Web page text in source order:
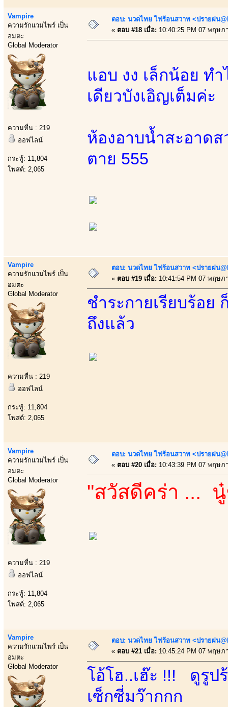
Vampire
ความรักแวมไพร์ เป็น
อมตะ
Global Moderator
ความหื่น : 219
ออฟไลน์
กระทู้: 11,804
โพสต์: 2,065
ตอบ: นวดไทย ไฟร้อนสวาท <ปรายฝน
« ตอบ #18 เมื่อ: 10:40:25 PM 07 พฤษภ
แอบ งง เล็กน้อย ท
เดียวบังเอิญเต็มค่ะ
ห้องอาบน้ำสะอาด
ตาย 555
Vampire
ความรักแวมไพร์ เป็น
อมตะ
Global Moderator
ความหื่น : 219
ออฟไลน์
กระทู้: 11,804
โพสต์: 2,065
ตอบ: นวดไทย ไฟร้อนสวาท <ปรายฝน
« ตอบ #19 เมื่อ: 10:41:54 PM 07 พฤษภ
ชำระกายเรียบร้อ
ถึงแล้ว
Vampire
ความรักแวมไพร์ เป็น
อมตะ
Global Moderator
ความหื่น : 219
ออฟไลน์
กระทู้: 11,804
โพสต์: 2,065
ตอบ: นวดไทย ไฟร้อนสวาท <ปรายฝน
« ตอบ #20 เมื่อ: 10:43:39 PM 07 พฤษภ
"สวัสดีคร่า ...
Vampire
ความรักแวมไพร์ เป็น
อมตะ
Global Moderator
ตอบ: นวดไทย ไฟร้อนสวาท <ปรายฝน
« ตอบ #21 เมื่อ: 10:45:24 PM 07 พฤษภ
โอ้โฮ..เฮ๊ะ !!! ดูรูป
เซ็กซี่มว๊ากกก